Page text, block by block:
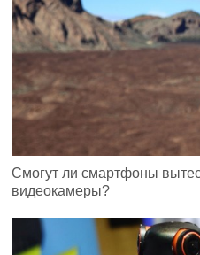
Смогут ли смартфоны
видеокамеры?